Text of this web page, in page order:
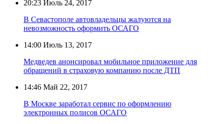
20:23 Июль 24, 2017
В Севастополе автовладельцы жалуются на
невозможность оформить ОСАГО
14:00 Июль 13, 2017
Медведев анонсировал мобильное приложение для
обращений в страховую компанию после ДТП
14:46 Май 22, 2017
В Москве заработал сервис по оформлению
электронных полисов ОСАГО